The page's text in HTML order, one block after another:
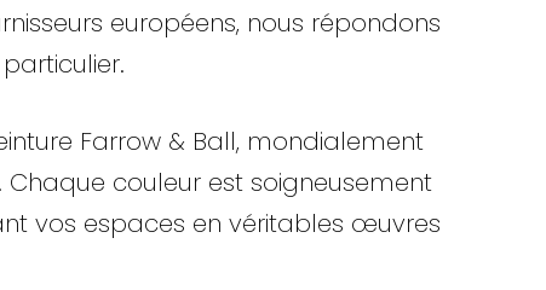
européens, nous répondons
Farrow & Ball, mondialement
Chaque couleur est soigneusement
vos espaces en véritables œuvres